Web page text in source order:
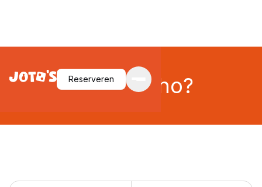
Reserveren
Guess Who?